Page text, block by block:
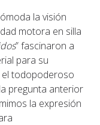
la visión
motora en silla
” fascinaron a
para su
todopoderoso
pregunta anterior
la expresión